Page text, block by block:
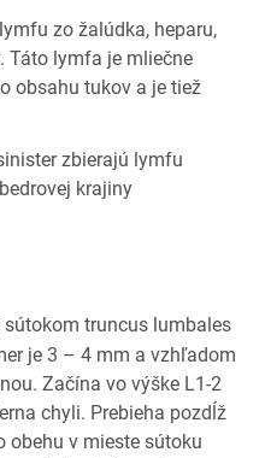
zo žalúdka, heparu,
Táto lymfa je mliečne
obsahu tukov a je tiež
zbierajú lymfu
krajiny
truncus lumbales
je 3 – 4 mm a vzhľadom
Začína vo výške L1-2
chyli. Prebieha pozdĺž
obehu v mieste sútoku